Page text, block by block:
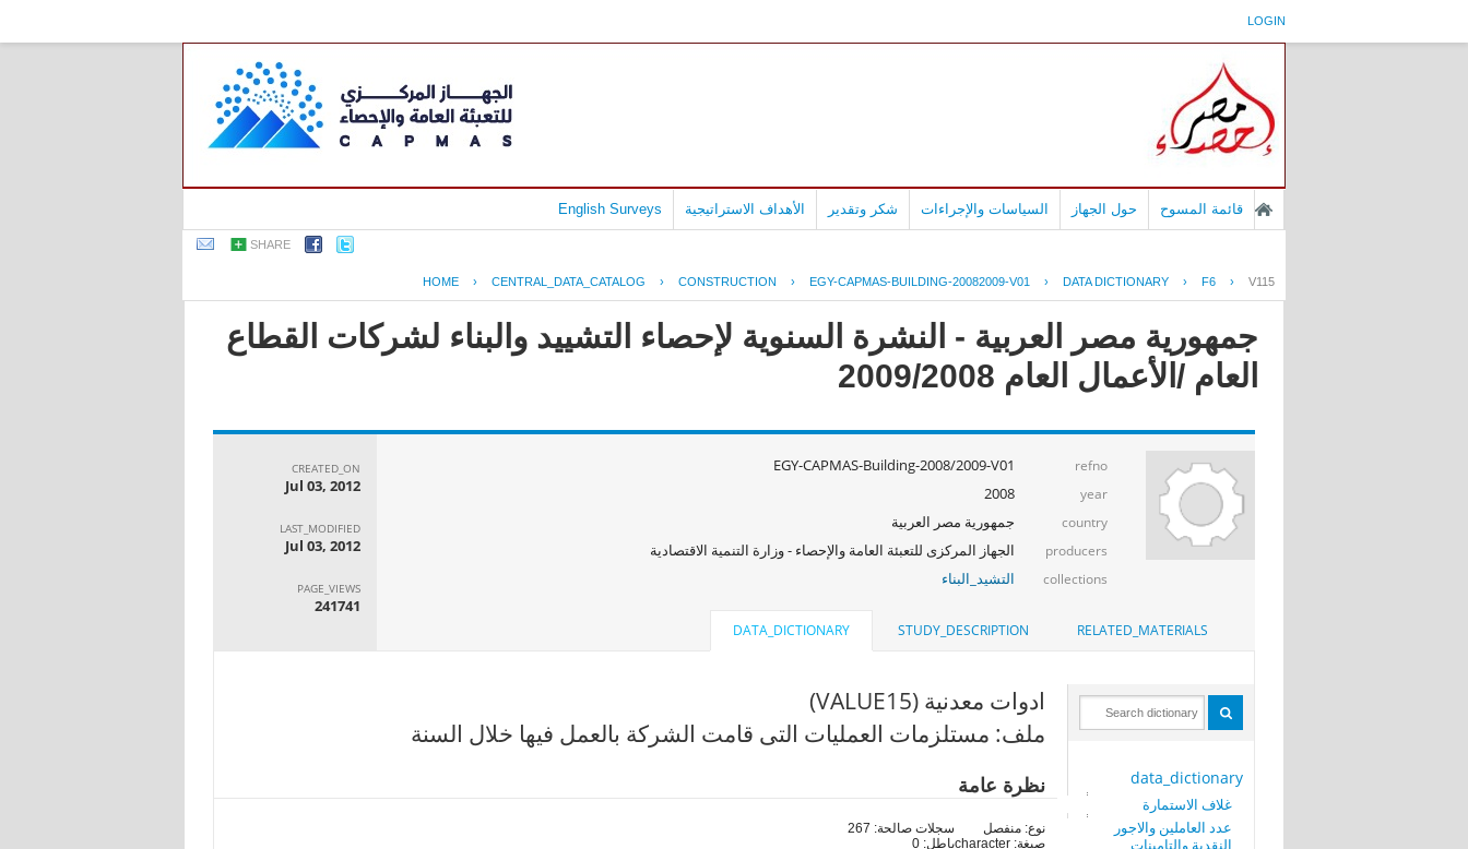
LOGIN
قائمة المسوح حول الجهاز السياسات والإجراءات شكر وتقدير الأهداف الاستراتيجية English Surveys
SHARE
HOME › CENTRAL_DATA_CATALOG › CONSTRUCTION › EGY-CAPMAS-BUILDING-20082009-V01 › DATA DICTIONARY › F6 › V115
جمهورية مصر العربية - النشرة السنوية لإحصاء التشييد والبناء لشركات القطاع
العام /الأعمال العام 2009/2008
refno
EGY-CAPMAS-Building-2008/2009-V01
year
2008
country جمهورية مصر العربية
producers الجهاز المركزى للتعبئة العامة والإحصاء - وزارة التنمية الاقتصادية
collections التشيد_البناء
CREATED_ON
Jul 03, 2012
LAST_MODIFIED
Jul 03, 2012
PAGE_VIEWS
241741
RELATED_MATERIALS
STUDY_DESCRIPTION
DATA_DICTIONARY
data_dictionary
غلاف الاستمارة
عدد العاملين والاجور
النقدية والتامينات
ادوات معدنية (VALUE15)
ملف: مستلزمات العمليات التى قامت الشركة بالعمل فيها خلال السنة
نظرة عامة
نوع: منفصل
صيغة: character
سجلات صالحة: 267
باطل: 0